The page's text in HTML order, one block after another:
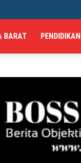
BARAT PENDIDIKAN